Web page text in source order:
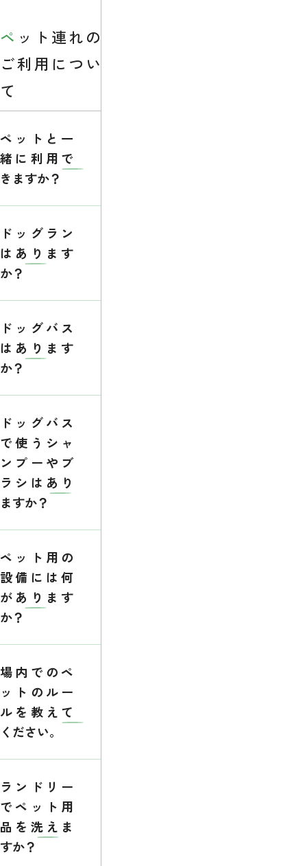
ペット連れの
ご利用につい
て
ペットと一
緒に利用で
きますか？
ドッグラン
はあります
か？
ドッグバス
はあります
か？
ドッグバス
で使うシャ
ンプーやブ
ラシはあり
ますか？
ペット用の
設備には何
があります
か？
場内でのペ
ットのルー
ルを教えて
ください。
ランドリー
でペット用
品を洗えま
すか？